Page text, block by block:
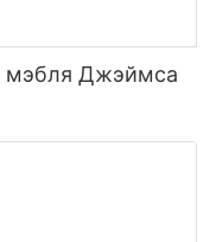
мэбля Джэймса